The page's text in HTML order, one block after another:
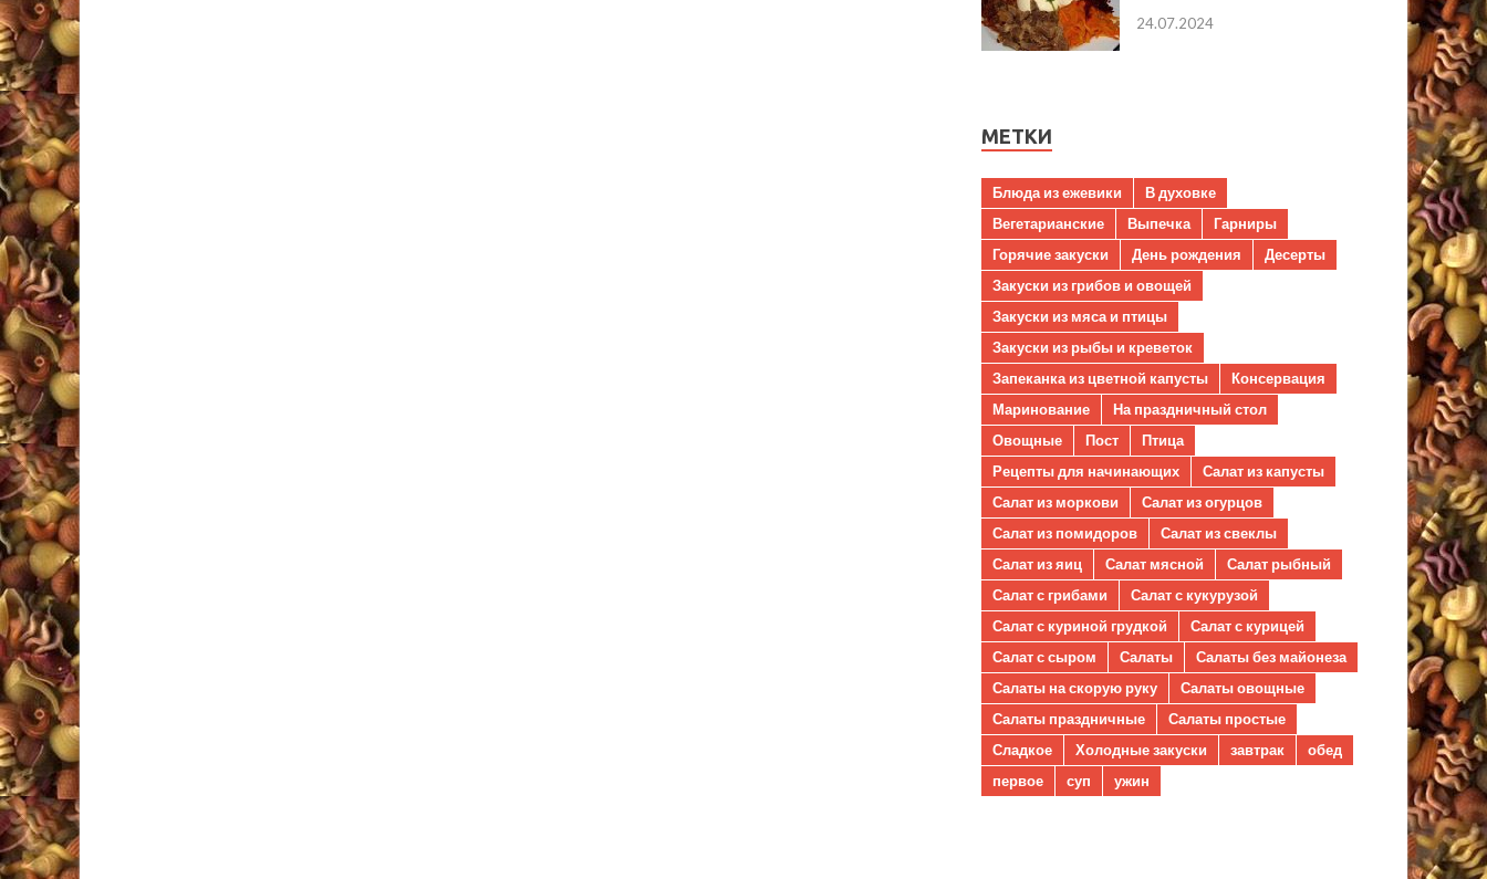
24.07.2024
МЕТКИ
Блюда из ежевики
В духовке
Вегетарианские
Выпечка
Гарниры
Горячие закуски
День рождения
Десерты
Закуски из грибов и овощей
Закуски из мяса и птицы
Закуски из рыбы и креветок
Запеканка из цветной капусты
Консервация
Маринование
На праздничный стол
Овощные
Пост
Птица
Рецепты для начинающих
Салат из капусты
Салат из моркови
Салат из огурцов
Салат из помидоров
Салат из свеклы
Салат из яиц
Салат мясной
Салат рыбный
Салат с грибами
Салат с кукурузой
Салат с куриной грудкой
Салат с курицей
Салат с сыром
Салаты
Салаты без майонеза
Салаты на скорую руку
Салаты овощные
Салаты праздничные
Салаты простые
Сладкое
Холодные закуски завтрак
обед
первое
суп ужин